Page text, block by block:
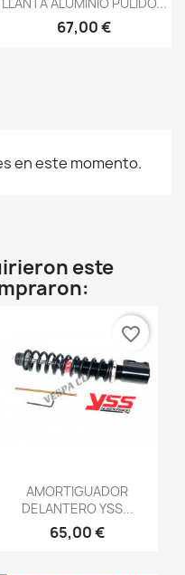
LLANTA ALUMINIO PULIDO...
67,00 €
en este momento.
este
Vista rápida
AMORTIGUADOR
DELANTERO YSS...
65,00 €
favorite_border